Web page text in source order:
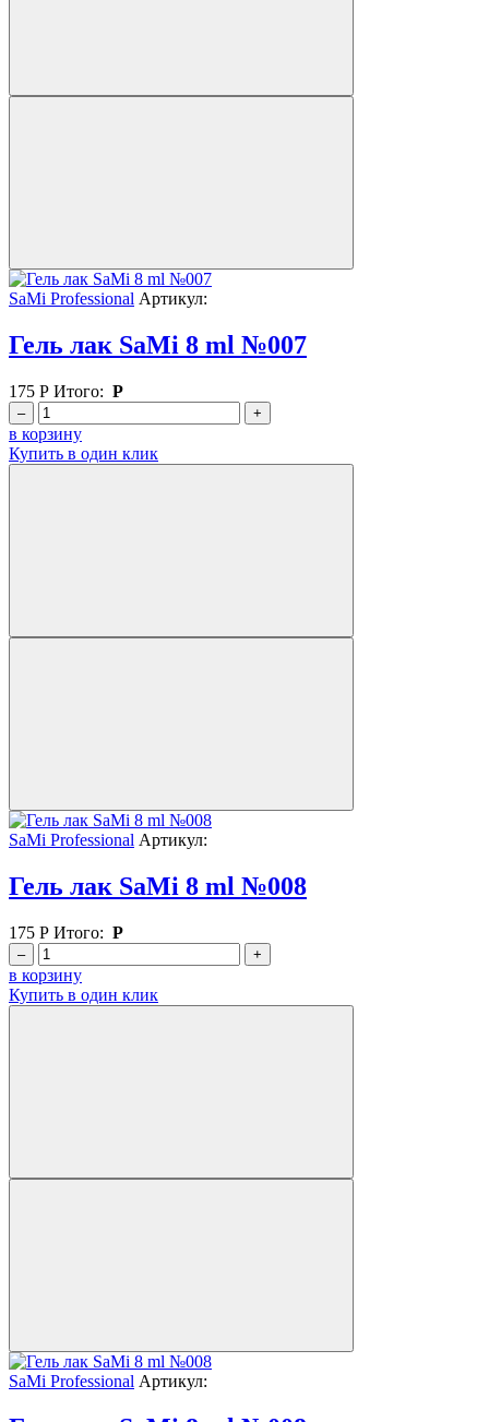
SaMi Professional Артикул:
Гель лак SaMi 8 ml №007
175 Р Итого: Р
– +
в корзину
Купить в один клик
SaMi Professional Артикул:
Гель лак SaMi 8 ml №008
175 Р Итого: Р
– +
в корзину
Купить в один клик
SaMi Professional Артикул: